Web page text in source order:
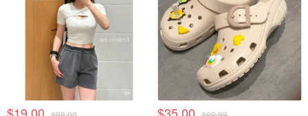
2022年加拿大Top10 酒店/度假村 - 魁
省酒店高达7家上榜，多伦多仅占两
席！
Miability 6596